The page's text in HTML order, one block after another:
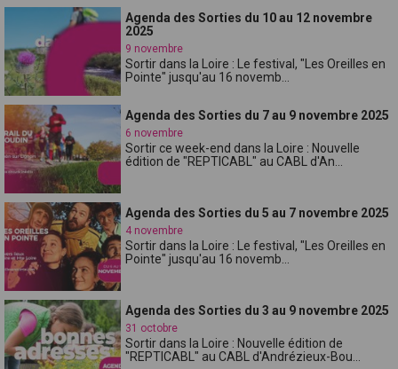
Agenda des Sorties du 10 au 12 novembre
2025
9 novembre
Sortir dans la Loire : Le festival, "Les Oreilles en
Pointe" jusqu'au 16 novemb...
Agenda des Sorties du 7 au 9 novembre 2025
6 novembre
Sortir ce week-end dans la Loire : Nouvelle
édition de "REPTICABL" au CABL d'An...
Agenda des Sorties du 5 au 7 novembre 2025
4 novembre
Sortir dans la Loire : Le festival, "Les Oreilles en
Pointe" jusqu'au 16 novemb...
Agenda des Sorties du 3 au 9 novembre 2025
31 octobre
Sortir dans la Loire : Nouvelle édition de
"REPTICABL" au CABL d'Andrézieux-Bou...